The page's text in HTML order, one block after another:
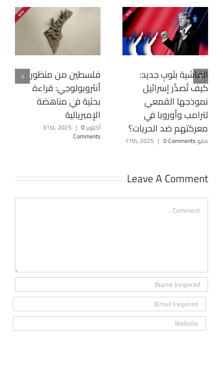
فلسطين من منظور
أنثروبولوجي: قراءة
بحثية في مناهضة
الإمبريالية
أكتوبر 31st, 2025 | 0
Comments
الفاشية بثوبٍ جديد:
كيف تُصدِّر إسرائيل
نموذجها القمعي
لترامب وأوروبا في
معركتهم ضد الحريات؟
مايو 11th, 2025 | 0 Comments
Leave A Comment
Comment